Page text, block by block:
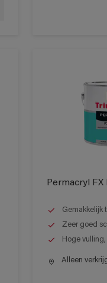
Permacryl FX
Gemakkelijk
Zeer goed
Hoge
Alleen